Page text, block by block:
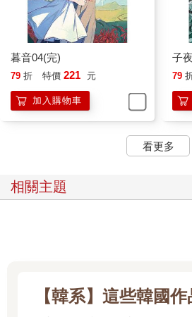
劇烈的疼痛讓孤虹找回了能夠活動的感
動，讓熾翼也變了臉色，手上握著的鞭
孤虹趁著這個機會，一劍斬了下去，目
手臂。
青鱗只得縮手，一道血箭順著他的動作
青鱗往後退了很遠才停了下來，孤虹非
都沒有辦法做到，只能單膝一屈跪了下
熾翼看到青鱗手裡拿著的那樣東西，皺
沒人會想到，青鱗竟硬生生地挖了孤虹
本顧不上其他，他感覺著手中黏稠溫熱
「說來話長，我也不知道怎麼解釋才好
搖搖欲墜的孤虹，「如果要說原因，也
暮音04(完)
79 折 特價 221 元
加入購物車
子
79
看更多
相關主題
【韓系】這些韓國作